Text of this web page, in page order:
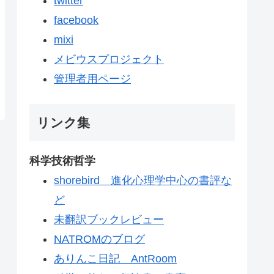
facebook
mixi
メビウスプロジェクト
管理者用ページ
リンク集
科学技術哲学
shorebird 進化心理学中心の書評な
ど
未翻訳ブックレビュー
NATROMのブログ
ありんこ日記 AntRoom